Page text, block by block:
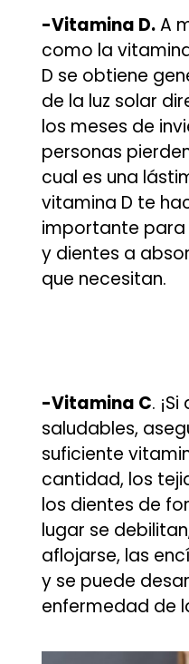
-Vitamina D.A
como la
D se obtiene
de la luz solar
los meses de
personas
cual es una
vitamina D te
importante para
y dientes a
que necesitan.
-Vitamina C.
saludables,
suficiente
cantidad, los
los dientes de
lugar se
aflojarse, las
y se puede
enfermedad de